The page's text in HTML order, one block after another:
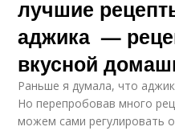
лучшие
аджика —
вкусной
Раньше я думала, что
Но перепробовав много
можем сами регулировать